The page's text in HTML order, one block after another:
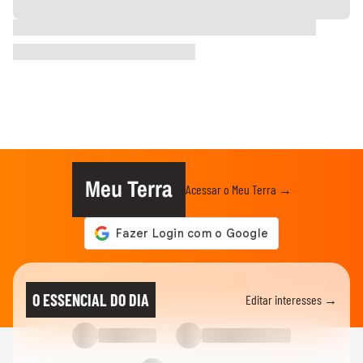
Meu Terra Acessar o Meu Terra →
O ESSENCIAL DO DIA Editar interesses →